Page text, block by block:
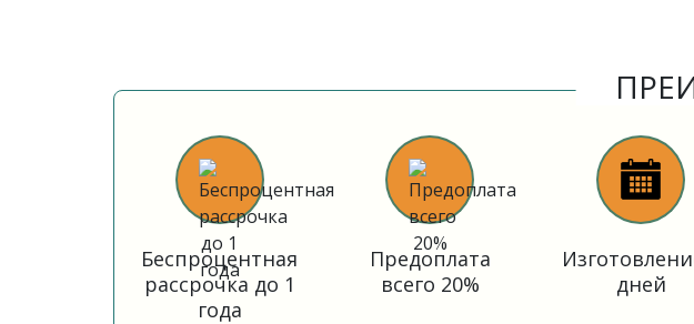
Беспроцентная
рассрочка до 1
года
Предоплата
всего 20%
дней